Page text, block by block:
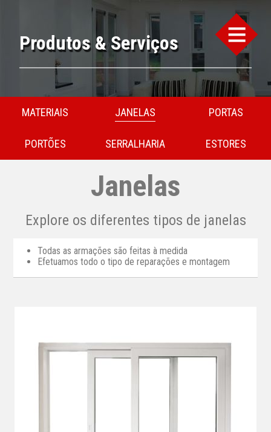
Produtos & Serviços
MATERIAIS JANELAS PORTAS
PORTÕES SERRALHARIA ESTORES
Janelas
Explore os diferentes tipos de janelas
Todas as armações são feitas à medida
Efetuamos todo o tipo de reparações e montagem